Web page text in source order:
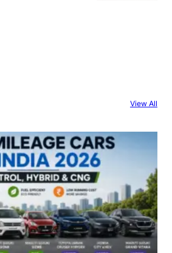
View All